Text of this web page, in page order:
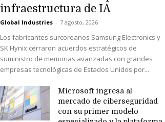
infraestructura de IA
Global Industries - 7 agosto, 2026
Los fabricantes surcoreanos Samsung Electronics y
SK Hynix cerraron acuerdos estratégicos de
suministro de memorias avanzadas con grandes
empresas tecnológicas de Estados Unidos por...
Microsoft ingresa al
mercado de ciberseguridad
con su primer modelo